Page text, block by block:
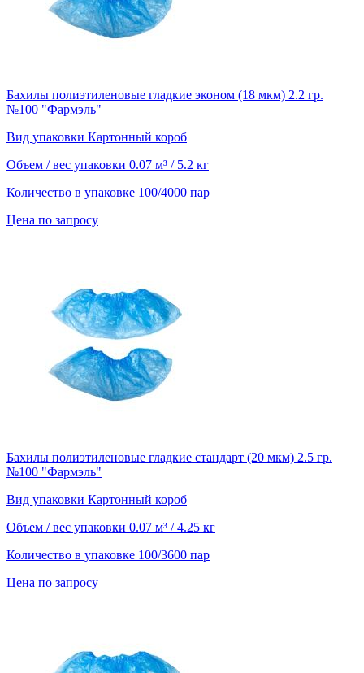
Бахилы полиэтиленовые гладкие эконом (18 мкм) 2.2 гр.
№100 "Фармэль"
Вид упаковки Картонный короб
Объем / вес упаковки 0.07 м³ / 5.2 кг
Количество в упаковке 100/4000 пар
Цена по запросу
Бахилы полиэтиленовые гладкие стандарт (20 мкм) 2.5 гр.
№100 "Фармэль"
Вид упаковки Картонный короб
Объем / вес упаковки 0.07 м³ / 4.25 кг
Количество в упаковке 100/3600 пар
Цена по запросу